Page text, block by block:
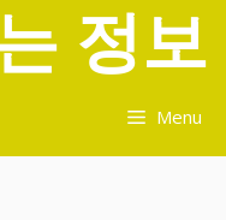
정보
Menu